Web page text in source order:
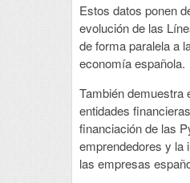
Estos datos ponen
evolución de las
de forma paralela a
economía española.
También demuestra
entidades
financiación de las
emprendedores y la
las empresas